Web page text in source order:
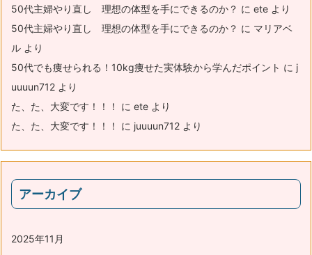
50代主婦やり直し 理想の体型を手にできるのか？ に ete より
50代主婦やり直し 理想の体型を手にできるのか？ に マリアベ
ル より
50代でも痩せられる！10kg痩せた実体験から学んだポイント に j
uuuun712 より
た、た、大変です！！！
に ete より
た、た、大変です！！！
に juuuun712 より
アーカイブ
2025年11月